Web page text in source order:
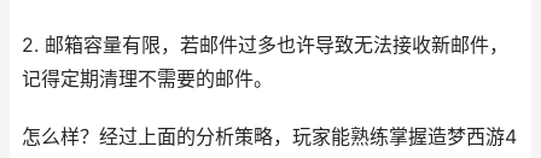
2. 邮箱容量有限，若邮件过多也许导致无法接收新邮件，
记得定期清理不需要的邮件。
怎么样？经过上面的分析策略，玩家能熟练掌握造梦西游4